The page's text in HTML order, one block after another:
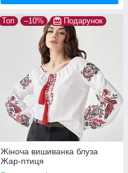
Топ –10% Подарунок
Жіноча вишиванка блуза
Жар-птиця